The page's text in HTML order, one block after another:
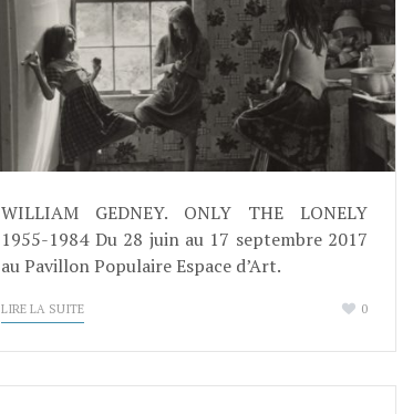
WILLIAM GEDNEY. ONLY THE LONELY
1955-1984 Du 28 juin au 17 septembre 2017
au Pavillon Populaire Espace d’Art.
LIRE LA SUITE 0